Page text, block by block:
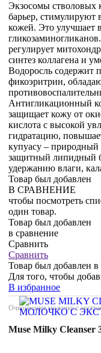
Экзосомы стволовых
барьер, стимулируют
кожей. Это улучшает
регулирует
синтез коллагена и
Водоросль содержит
фикоэритрин,
Антигликационный
защищает кожу от
кислота с высокой
гидратацию,
купуасу –
защитный липидный
удержанию влаги,
Товар был добавлен
В СРАВНЕНИЕ
чтобы посмотреть
один товар.
Товар был добавлен
в сравнение
Сравнить
Сравнить
Товар был добавлен в
Для того, чтобы
В избранное
Очищающее молочко с
Muse Milky Cleanser